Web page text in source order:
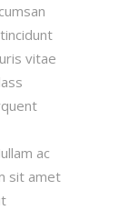
vitae
ac
sit amet